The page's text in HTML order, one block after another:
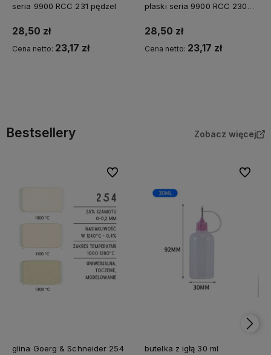
seria 9900 RCC 231 pędzel
28,50 zł
Cena netto: 23,17 zł
płaski seria 9900 RCC 230
28,50 zł
Cena netto: 23,17 zł
Bestsellery Zobacz więcej
glina Goerg & Schneider 254
Do ulubionych
butelka z igłą 30 ml
Do